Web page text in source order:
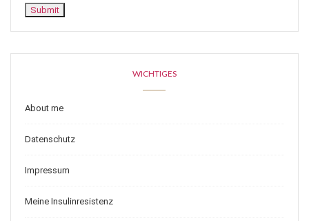
WICHTIGES
About me
Datenschutz
Impressum
Meine Insulinresistenz